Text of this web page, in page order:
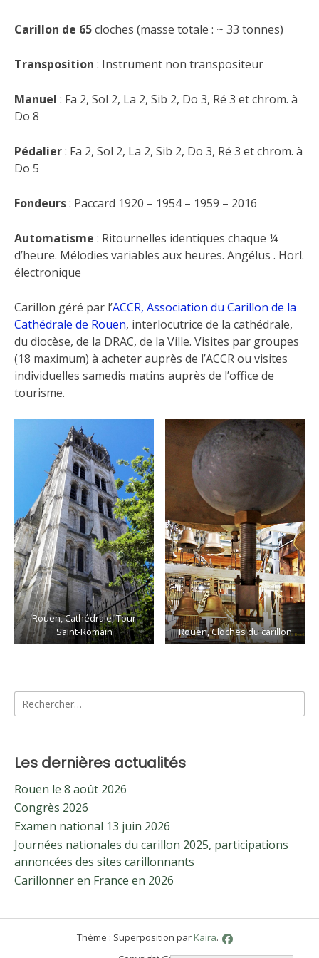
Carillon de 65cloches (masse totale : ~ 33 tonnes)
Transposition : Instrument non transpositeur
Manuel : Fa 2, Sol 2, La 2, Sib 2, Do 3, Ré 3 et chrom. à
Do 8
Pédalier: Fa 2, Sol 2, La 2, Sib 2, Do 3, Ré 3 et chrom. à
Do 5
Fondeurs: Paccard 1920 – 1954 – 1959 – 2016
Automatisme : Ritournelles identiques chaque ¼
d’heure. Mélodies variables aux heures. Angélus . Horl.
électronique
Carillon géré par l’ACCR, Association du Carillon de la
Cathédrale de Rouen, interlocutrice de la cathédrale,
du diocèse, de la DRAC, de la Ville. Visites par groupes
(18 maximum) à acheter auprès de l’ACCR ou visites
individuelles samedis matins auprès de l’office de
tourisme.
Rouen, Cathédrale, Tour
Saint-Romain
Rouen, Cloches du carillon
Rechercher :
Les dernières actualités
Rouen le 8 août 2026
Congrès 2026
Examen national 13 juin 2026
Journées nationales du carillon 2025, participations
annoncées des sites carillonnants
Carillonner en France en 2026
Thème : Superposition par Kaira.